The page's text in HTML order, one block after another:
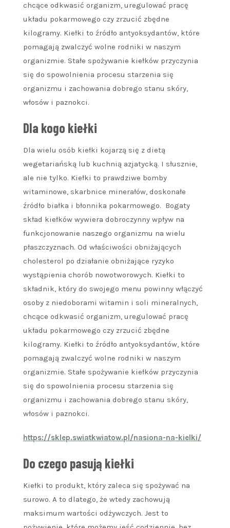
chcące odkwasić organizm, uregulować pracę
układu pokarmowego czy zrzucić zbędne
kilogramy. Kiełki to źródło antyoksydantów, które
pomagają zwalczyć wolne rodniki w naszym
organizmie. Stałe spożywanie kiełków przyczynia
się do spowolnienia procesu starzenia się
organizmu i zachowania dobrego stanu skóry,
włosów i paznokci.
Dla kogo kiełki
Dla wielu osób kiełki kojarzą się z dietą
wegetariańską lub kuchnią azjatycką. I słusznie,
ale nie tylko. Kiełki to prawdziwe bomby
witaminowe, skarbnice minerałów, doskonałe
źródło białka i błonnika pokarmowego. Bogaty
skład kiełków wywiera dobroczynny wpływ na
funkcjonowanie naszego organizmu na wielu
płaszczyznach. Od właściwości obniżających
cholesterol po działanie obniżające ryzyko
wystąpienia chorób nowotworowych. Kiełki to
składnik, który do swojego menu powinny włączyć
osoby z niedoborami witamin i soli mineralnych,
chcące odkwasić organizm, uregulować pracę
układu pokarmowego czy zrzucić zbędne
kilogramy. Kiełki to źródło antyoksydantów, które
pomagają zwalczyć wolne rodniki w naszym
organizmie. Stałe spożywanie kiełków przyczynia
się do spowolnienia procesu starzenia się
organizmu i zachowania dobrego stanu skóry,
włosów i paznokci.
https://sklep.swiatkwiatow.pl/nasiona-na-kielki/
Do czego pasują kiełki
Kiełki to produkt, który zaleca się spożywać na
surowo. A to dlatego, że wtedy zachowują
maksimum wartości odżywczych. Jest to